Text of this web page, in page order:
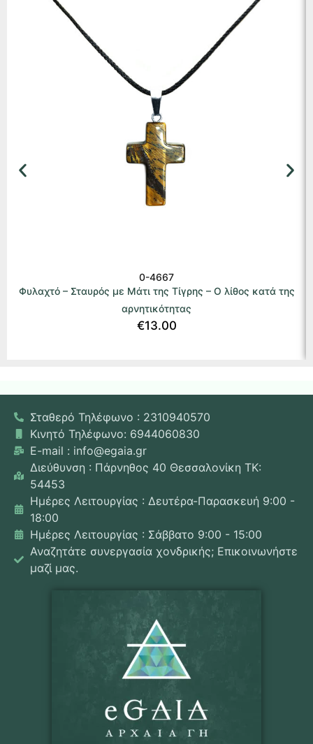
0-4667
Φυλαχτό – Σταυρός με Μάτι της Τίγρης – Ο λίθος κατά της
αρνητικότητας
€13.00
Σταθερό Τηλέφωνο : 2310940570
Κινητό Τηλέφωνο: 6944060830
E-mail : info@egaia.gr
Διεύθυνση : Πάρνηθος 40 Θεσσαλονίκη ΤΚ:
54453
Ημέρες Λειτουργίας : Δευτέρα-Παρασκευή 9:00 -
18:00
Ημέρες Λειτουργίας : Σάββατο 9:00 - 15:00
Αναζητάτε συνεργασία χονδρικής; Επικοινωνήστε
μαζί μας.